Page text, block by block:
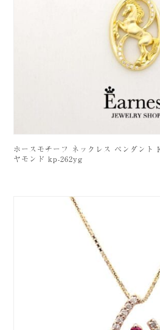
ホースモチーフ ネックレス ペンダント
ヤモンド kp-262yg